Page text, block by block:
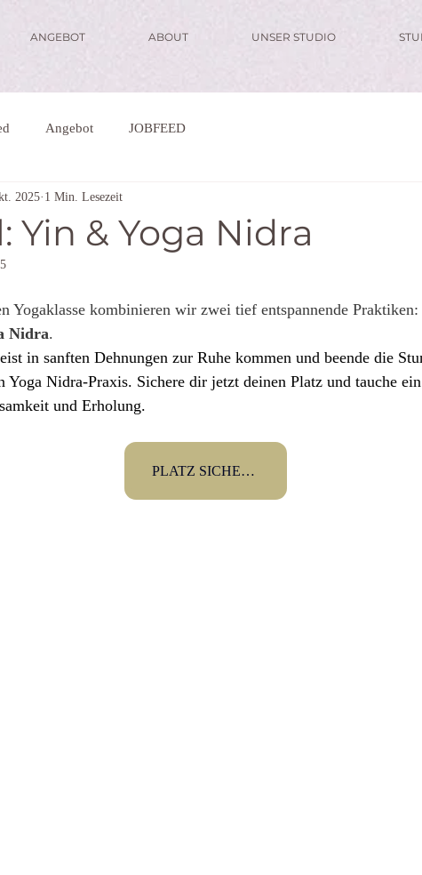
ANGEBOT ABOUT UNSER STUDIO
Angebot JOBFEED
Yin & Yoga Nidra
2025 1 Min. Lesezeit
Yogaklasse kombinieren wir zwei tief entspannende Praktiken:
Nidra.
in sanften Dehnungen zur Ruhe kommen und beende die
Yoga Nidra-Praxis. Sichere dir jetzt deinen Platz und tauche
und Erholung.
PLATZ SICHERN